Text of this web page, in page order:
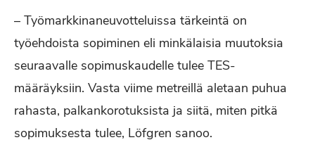
– Työmarkkinaneuvotteluissa tärkeintä on
työehdoista sopiminen eli minkälaisia muutoksia
seuraavalle sopimuskaudelle tulee TES-
määräyksiin. Vasta viime metreillä aletaan puhua
rahasta, palkankorotuksista ja siitä, miten pitkä
sopimuksesta tulee, Löfgren sanoo.